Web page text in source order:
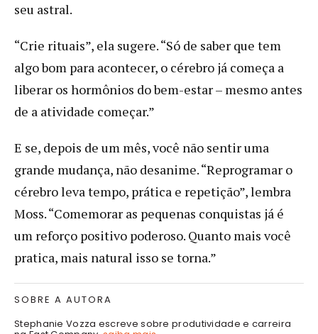
seu astral.
“Crie rituais”, ela sugere. “Só de saber que tem
algo bom para acontecer, o cérebro já começa a
liberar os hormônios do bem-estar – mesmo antes
de a atividade começar.”
E se, depois de um mês, você não sentir uma
grande mudança, não desanime. “Reprogramar o
cérebro leva tempo, prática e repetição”, lembra
Moss. “Comemorar as pequenas conquistas já é
um reforço positivo poderoso. Quanto mais você
pratica, mais natural isso se torna.”
SOBRE A AUTORA
Stephanie Vozza escreve sobre produtividade e carreira